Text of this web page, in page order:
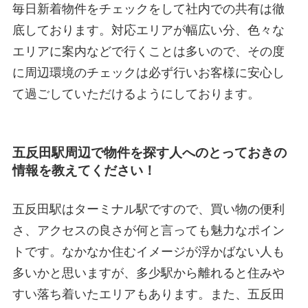
毎日新着物件をチェックをして社内での共有は徹
底しております。対応エリアが幅広い分、色々な
エリアに案内などで行くことは多いので、その度
に周辺環境のチェックは必ず行いお客様に安心し
て過ごしていただけるようにしております。
五反田駅周辺で物件を探す人へのとっておきの
情報を教えてください！
五反田駅はターミナル駅ですので、買い物の便利
さ、アクセスの良さが何と言っても魅力なポイン
トです。なかなか住むイメージが浮かばない人も
多いかと思いますが、多少駅から離れると住みや
すい落ち着いたエリアもあります。また、五反田